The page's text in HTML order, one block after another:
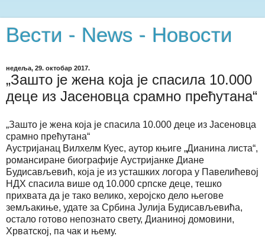
Вести - News - Новости
недеља, 29. октобар 2017.
„Зашто је жена која је спасила 10.000
деце из Јасеновца срамно прећутана“
„Зашто је жена која је спасила 10.000 деце из Јасеновца
срамно прећутана“
Аустријанац Вилхелм Куес, аутор књиге „Дианина листа“,
романсиране биографије Аустријанке Диане
Будисављевић, која је из усташких логора у Павелићевој
НДХ спасила више од 10.000 српске деце, тешко
прихвата да је тако велико, херојско дело његове
земљакиње, удате за Србина Јулија Будисављевића,
остало готово непознато свету, Дианиној домовини,
Хрватској, па чак и њему.